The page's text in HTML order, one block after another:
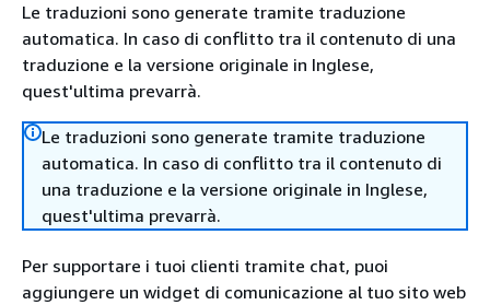
Le traduzioni sono generate tramite traduzione
automatica. In caso di conflitto tra il contenuto di una
traduzione e la versione originale in Inglese,
quest'ultima prevarrà.
Le traduzioni sono generate tramite traduzione
automatica. In caso di conflitto tra il contenuto di
una traduzione e la versione originale in Inglese,
quest'ultima prevarrà.
Per supportare i tuoi clienti tramite chat, puoi
aggiungere un widget di comunicazione al tuo sito web